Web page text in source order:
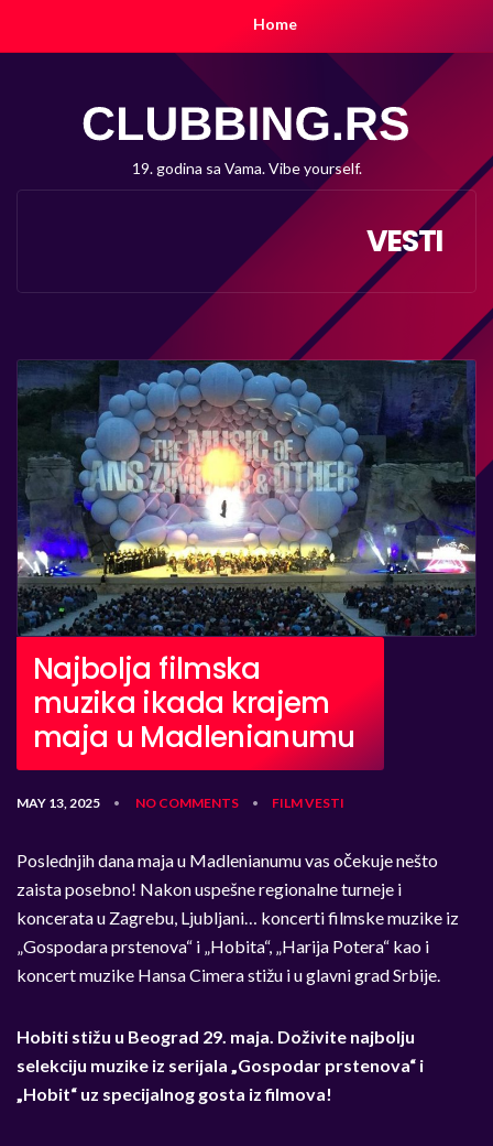
Home
19. godina sa Vama. Vibe yourself.
VESTI
Najbolja filmska
muzika ikada krajem
maja u Madlenianumu
MAY 13, 2025 • NO COMMENTS • FILMVESTI
Poslednjih dana maja u Madlenianumu vas očekuje nešto
zaista posebno! Nakon uspešne regionalne turneje i
koncerata u Zagrebu, Ljubljani… koncerti filmske muzike iz
„Gospodara prstenova“ i „Hobita“, „Harija Potera“ kao i
koncert muzike Hansa Cimera stižu i u glavni grad Srbije.
Hobiti stižu u Beograd 29. maja. Doživite najbolju
selekciju muzike iz serijala „Gospodar prstenova“ i
„Hobit“ uz specijalnog gosta iz filmova!